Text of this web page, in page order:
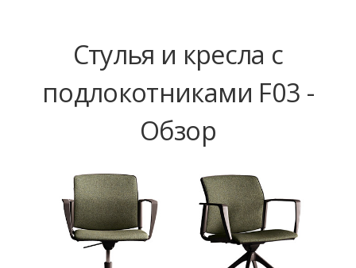
Стулья и кресла с
подлокотниками F03 -
Обзор